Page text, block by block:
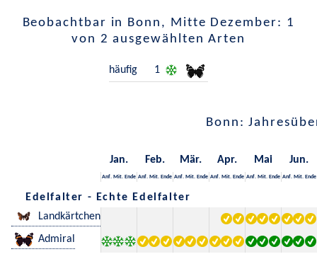
Beobachtbar in Bonn, Mitte Dezember: 1
von 2 ausgewählten Arten
häufig 1
Bonn:
Jan. Feb. Mär. Apr. Mai Jun.
Anf. Mit. Ende Anf. Mit. Ende Anf. Mit. Ende Anf. Mit. Ende Anf. Mit. Ende Anf. Mit. Ende
Edelfalter - Echte Edelfalter
Landkärtchen
Admiral